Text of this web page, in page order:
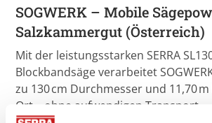
SOGWERK – Mobile
Salzkammergut (Österreich)
Mit der leistungsstarken SERRA
Blockbandsäge verarbeitet
zu 130 cm Durchmesser und 11,70
Ort – ohne aufwendigen Transport.